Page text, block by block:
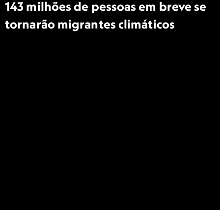
143 milhões de pessoas em breve se
tornarão migrantes climáticos